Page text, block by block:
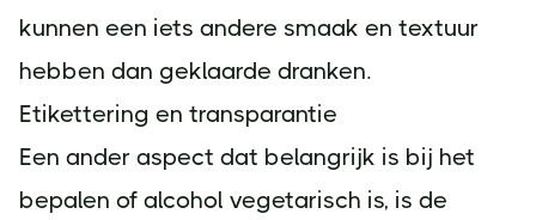
kunnen een iets andere smaak en textuur
hebben dan geklaarde dranken.
Etikettering en transparantie
Een ander aspect dat belangrijk is bij het
bepalen of alcohol vegetarisch is, is de